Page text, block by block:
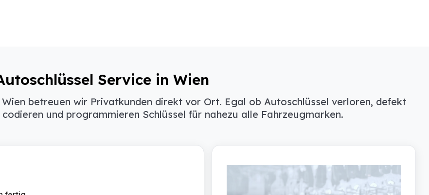
Service in Wien
betreuen wir Privatkunden direkt vor Ort. Egal ob Autoschlüssel verloren, defekt
und programmieren Schlüssel für nahezu alle Fahrzeugmarken.